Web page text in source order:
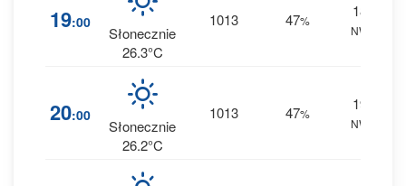
19:00
Słonecznie
26.3°C
1013 47%
18
NW
20:00
Słonecznie
26.2°C
1013 47%
19
NW